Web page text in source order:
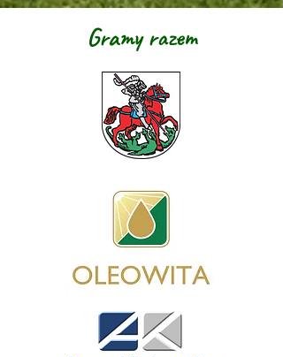
Gramy razem